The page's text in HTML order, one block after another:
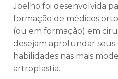
Joelho foi desenvolvida
formação de médicos
(ou em formação) em
desejam aprofundar
habilidades nas mais
artroplastia.